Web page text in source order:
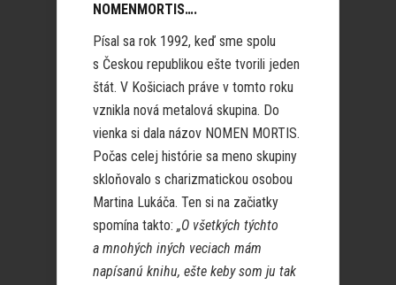
NOMENMORTIS….
Písal sa rok 1992, keď sme spolu
s Českou republikou ešte tvorili jeden
štát. V Košiciach práve v tomto roku
vznikla nová metalová skupina. Do
vienka si dala názov NOMEN MORTIS.
Počas celej histórie sa meno skupiny
skloňovalo s charizmatickou osobou
Martina Lukáča. Ten si na začiatky
spomína takto: „O všetkých týchto
a mnohých iných veciach mám
napísanú knihu, ešte keby som ju tak